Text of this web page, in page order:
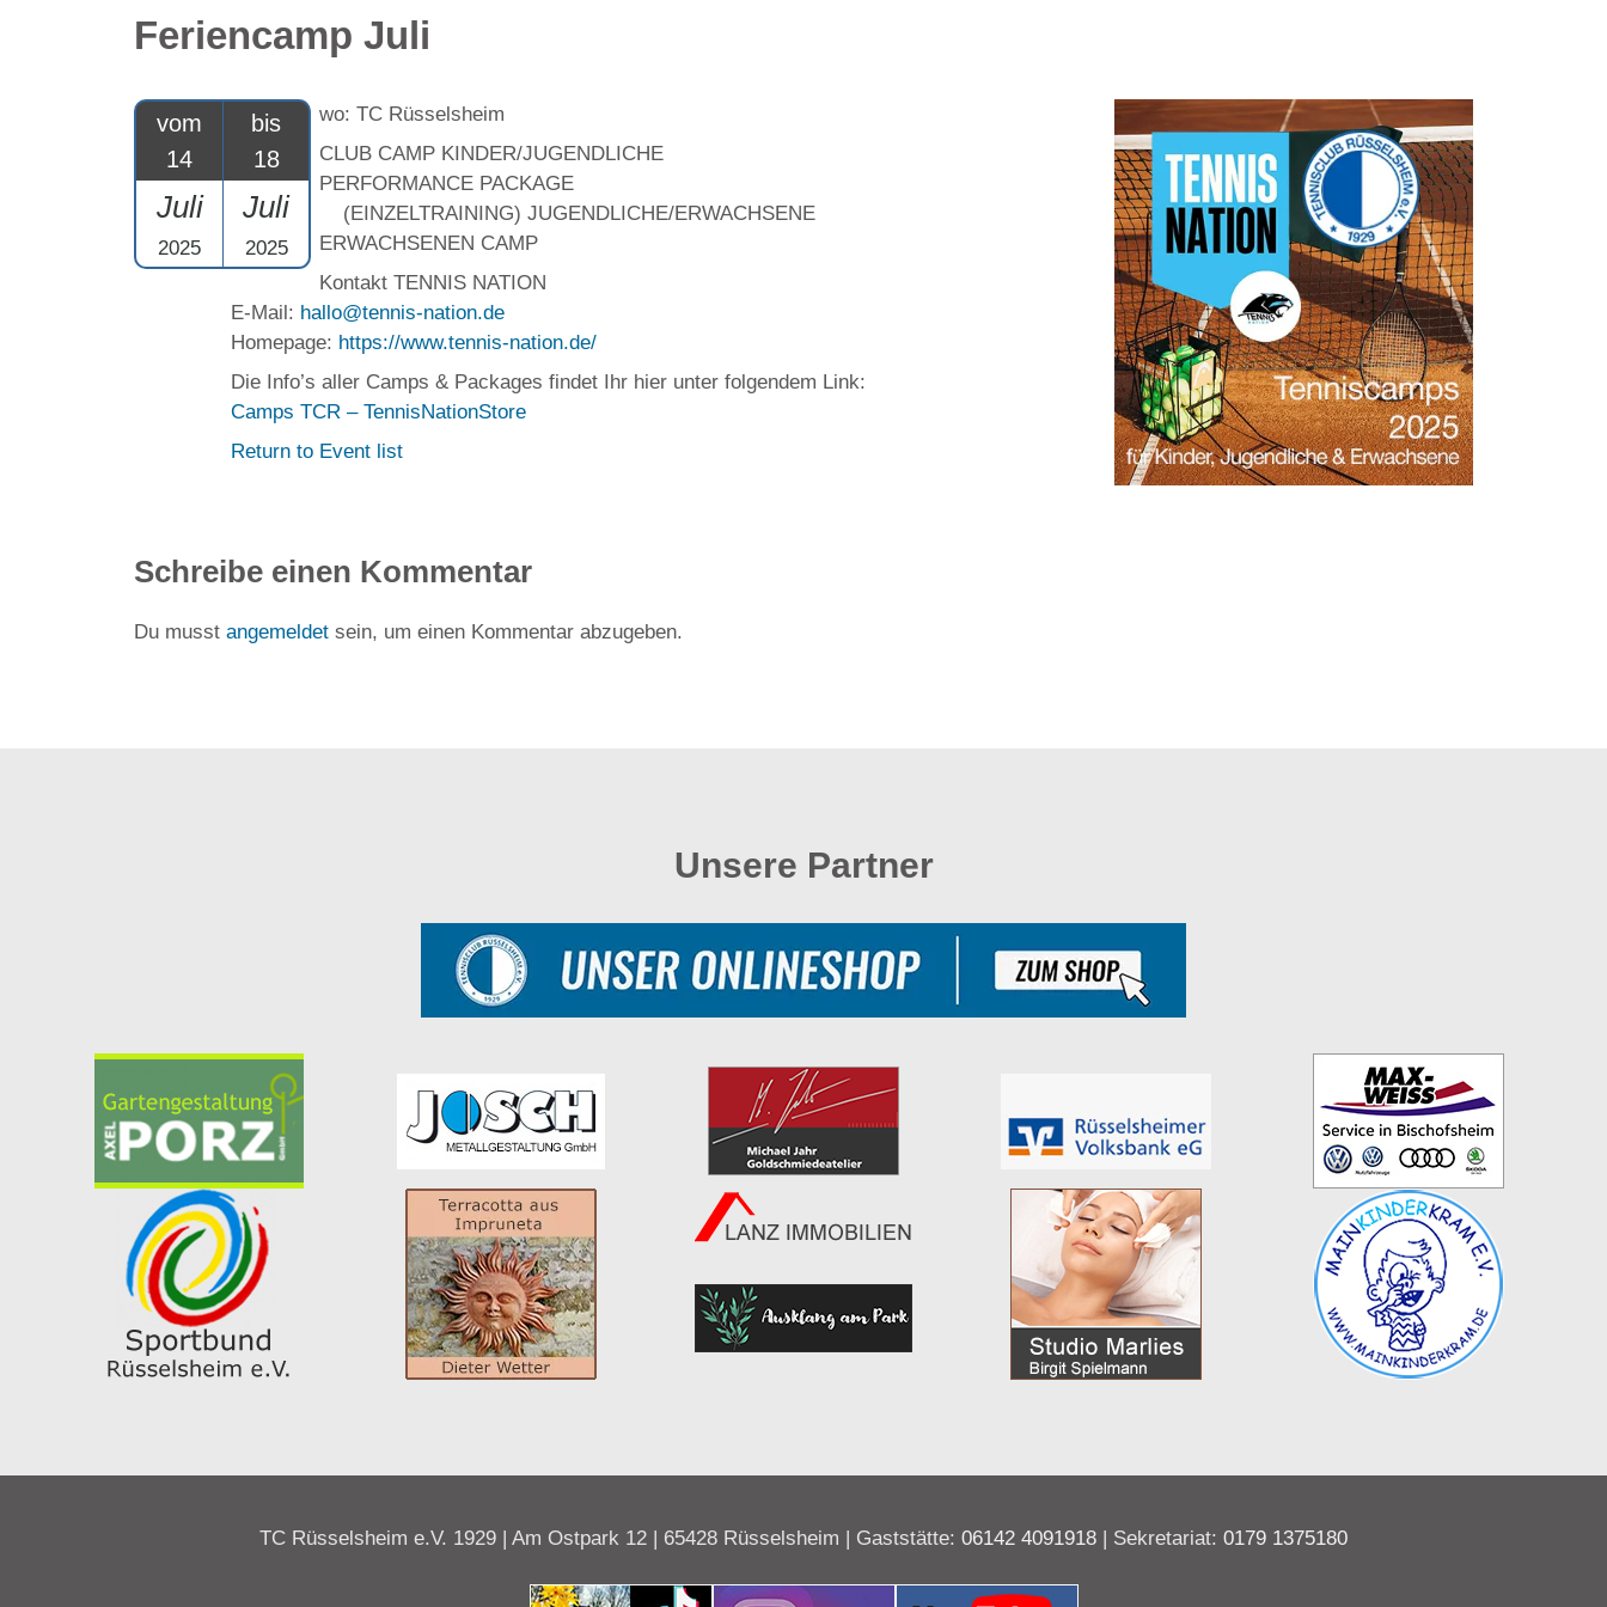
Feriencamp Juli
vom
14
Juli
2025
bis
18
Juli
2025
wo: TC Rüsselsheim
CLUB CAMP KINDER/JUGENDLICHE
PERFORMANCE PACKAGE
(EINZELTRAINING) JUGENDLICHE/ERWACHSENE
ERWACHSENEN CAMP
Kontakt TENNIS NATION
E-Mail: hallo@tennis-nation.de
Homepage: https://www.tennis-nation.de/
Die Info’s aller Camps & Packages findet Ihr hier unter folgendem Link:
Camps TCR – TennisNationStore
Return to Event list
Schreibe einen Kommentar
Du musst angemeldet sein, um einen Kommentar abzugeben.
Unsere Partner
TC Rüsselsheim e.V. 1929 | Am Ostpark 12 | 65428 Rüsselsheim | Gaststätte: 06142 4091918 | Sekretariat: 0179 1375180